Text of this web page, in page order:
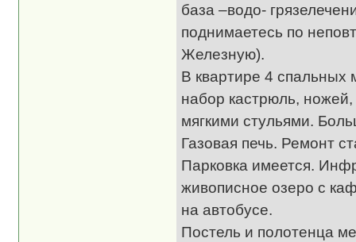
база –водо-
поднимаетесь по
Железную).
В квартире 4 спальных
набор кастрюль,
мягкими стульями.
Газовая печь. Ремонт
Парковка имеется.
живописное озеро с
на автобусе.
Постель и полотенца